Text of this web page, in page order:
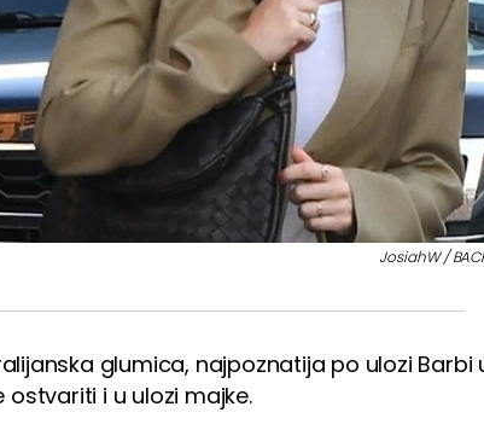
JosiahW /
glumica, najpoznatija po ulozi Barbi
ostvariti i u ulozi majke.